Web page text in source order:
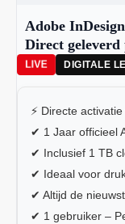
Adobe
Direct geleverd
LIVE DIGITALE
⚡ Directe
✔ 1 Jaar officieel
✔ Inclusief 1 TB
✔ Ideaal voor
✔ Altijd de
✔ 1 gebruiker –